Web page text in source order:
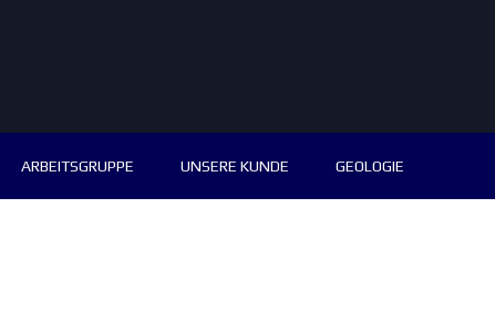
ARBEITSGRUPPE UNSERE KUNDE GEOLOGIE